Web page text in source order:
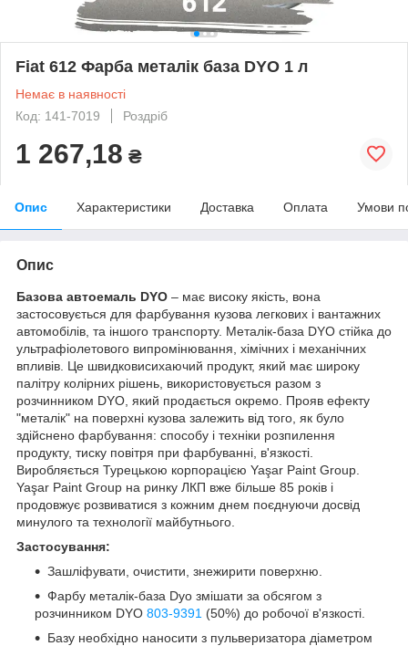
Fiat 612 Фарба металік база DYO 1 л
Немає в наявності
Код: 141-7019
Роздріб
1 267,18 ₴
Опис Характеристики Доставка Оплата Умови
Опис
Базова автоемаль DYO – має високу якість, вона
застосовується для фарбування кузова легкових і вантажних
автомобілів, та іншого транспорту. Металік-база DYO стійка до
ультрафіолетового випромінювання, хімічних і механічних
впливів. Це швидковисихаючий продукт, який має широку
палітру колірних рішень, використовується разом з
розчинником DYO, який продається окремо. Прояв ефекту
"металік" на поверхні кузова залежить від того, як було
здійснено фарбування: способу і техніки розпилення
продукту, тиску повітря при фарбуванні, в'язкості.
Виробляється Турецькою корпорацією Yaşar Paint Group.
Yaşar Paint Group на ринку ЛКП вже більше 85 років і
продовжує розвиватися з кожним днем поєднуючи досвід
минулого та технології майбутнього.
Застосування:
Зашліфувати, очистити, знежирити поверхню.
Фарбу металік-база Dyo змішати за обсягом з
розчинником DYO 803-9391 (50%) до робочої в'язкості.
Базу необхідно наносити з пульверизатора діаметром